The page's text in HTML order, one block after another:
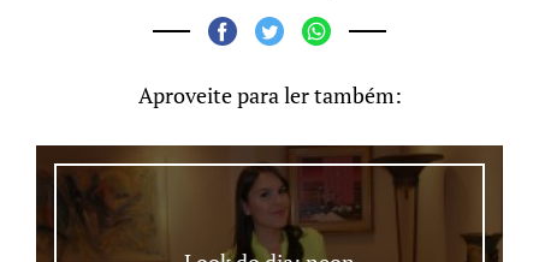
Aproveite para ler também: